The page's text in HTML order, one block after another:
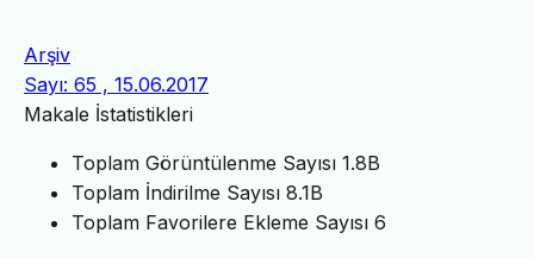
Arşiv
Sayı: 65 , 15.06.2017
Makale İstatistikleri
Toplam Görüntülenme Sayısı 1.8B
Toplam İndirilme Sayısı 8.1B
Toplam Favorilere Ekleme Sayısı 6